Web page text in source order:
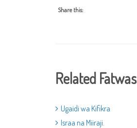
Share this:
Related Fatwas
Ugaidi wa Kifikra
Israa na Miiraji.